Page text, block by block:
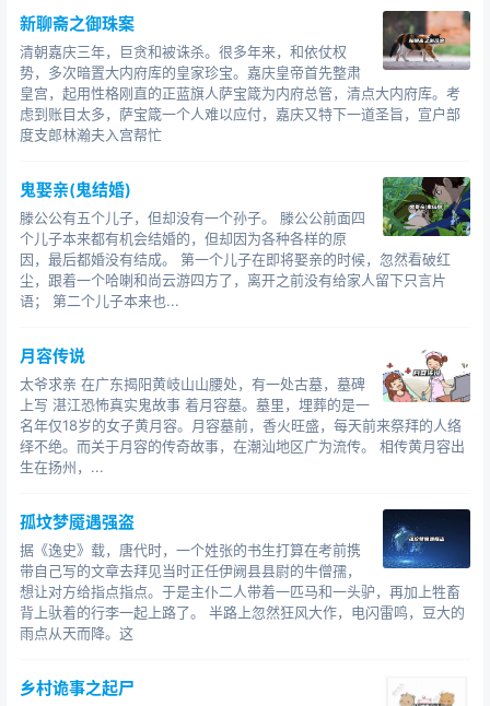
靠着他奉养，让他溺死在这里了，就是杀了他的母亲啊！
亡羊补牢，还不晚，我再等等吧！”两人都相对叹息。
过了几天，许翁又来对张文翰说：“明天早上，有一个少妇
从东南方走来，拿着蒲扇，遮住早上的光，往远处看，她
的扇子会被风吹到水边，少妇过来捡，就会不小心落到水
里去。”
许翁道：“这当然。”
第二天，张文翰又等着观察，果然有一个少妇走过来，果
然像许翁说的那样，但是，她捡起扇子就大大方方地走
了，又不见有什么怪异。
等许翁到来，张文翰又问他缘故，许
翁道：“又不成了。我看那少妇腹部膨起，已有身孕，将要
临盆了，让他死去，就会是两条人命，我不忍心。还是再
等等吧！”
张文翰也很赞赏他的德行。
从此，两人时时相聚，一个甘于在那里做教书先生，不想
许翁忽然有好几天都没有到来，张文翰不知道他怎么回事
了，对他十分期盼。
一天晚上，许翁披着新制袍子，带着高帽子，后面跟着一
个人，像是他的仆役。
这让张文翰感到很惊愕。
前面的两件事报告给上帝，上帝对我的行为大加褒奖，授
新聊斋之御珠案
清朝嘉庆三年，巨贪和被诛杀。很多年来，和依仗权
势，多次暗置大内府库的皇家珍宝。嘉庆皇帝首先整肃
皇宫，起用性格刚直的正蓝旗人萨宝箴为内府总管，清点大内府库。考
虑到账目太多，萨宝箴一个人难以应付，嘉庆又特下一道圣旨，宣户部
度支郎林瀚夫入宫帮忙
鬼娶亲(鬼结婚)
滕公公有五个儿子，但却没有一个孙子。 滕公公前面四
个儿子本来都有机会结婚的，但却因为各种各样的原
因，最后都婚没有结成。 第一个儿子在即将娶亲的时候，忽然看破红
尘，跟着一个哈喇和尚云游四方了，离开之前没有给家人留下只言片
语； 第二个儿子本来也...
月容传说
太爷求亲 在广东揭阳黄岐山山腰处，有一处古墓，墓碑
上写 湛江恐怖真实鬼故事 着月容墓。墓里，埋葬的是一
名年仅18岁的女子黄月容。月容墓前，香火旺盛，每天前来祭拜的人络
绎不绝。而关于月容的传奇故事，在潮汕地区广为流传。 相传黄月容出
生在扬州，...
孤坟梦魇遇强盗
据《逸史》载，唐代时，一个姓张的书生打算在考前携
带自己写的文章去拜见当时正任伊阙县县尉的牛僧孺，
想让对方给指点指点。于是主仆二人带着一匹马和一头驴，再加上牲畜
背上驮着的行李一起上路了。 半路上忽然狂风大作，电闪雷鸣，豆大的
雨点从天而降。这
乡村诡事之起尸